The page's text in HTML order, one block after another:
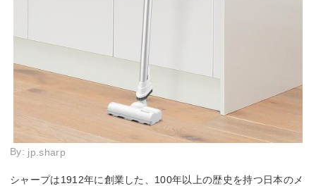
By: jp.sharp
シャープは1912年に創業した、100年以上の歴史を持つ日本のメ